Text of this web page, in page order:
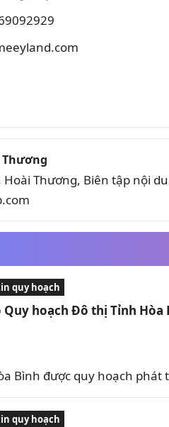
Thương
Hoài Thương, Biên tập nội
quy hoạch
Quy hoạch Đô thị Tỉnh Hòa
Bình được quy hoạch phát
quy hoạch